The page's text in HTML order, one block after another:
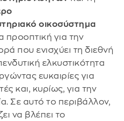
οικοσύστημα
προοπτική για την
που ενισχύει τη διεθνή
ελκυστικότητα
ευκαιρίες για
και, κυρίως, για την
Σε αυτό το περιβάλλον,
να βλέπει το